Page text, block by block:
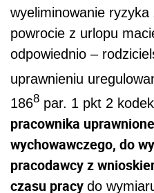
wyeliminowanie
powrocie z urlopu
odpowiednio –
uprawnieniu
1868 par. 1 pkt 2
pracownika
wychowawczego, do
pracodawcy z
czasu pracy do